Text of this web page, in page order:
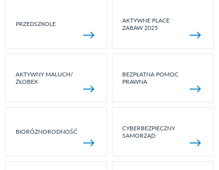
PRZEDSZKOLE
AKTYWNE PLACE
ZABAW 2025
AKTYWNY MALUCH/
ŻŁOBEK
BEZPŁATNA POMOC
PRAWNA
BIORÓŻNORODNOŚĆ
CYBERBEZPIECZNY
SAMORZĄD